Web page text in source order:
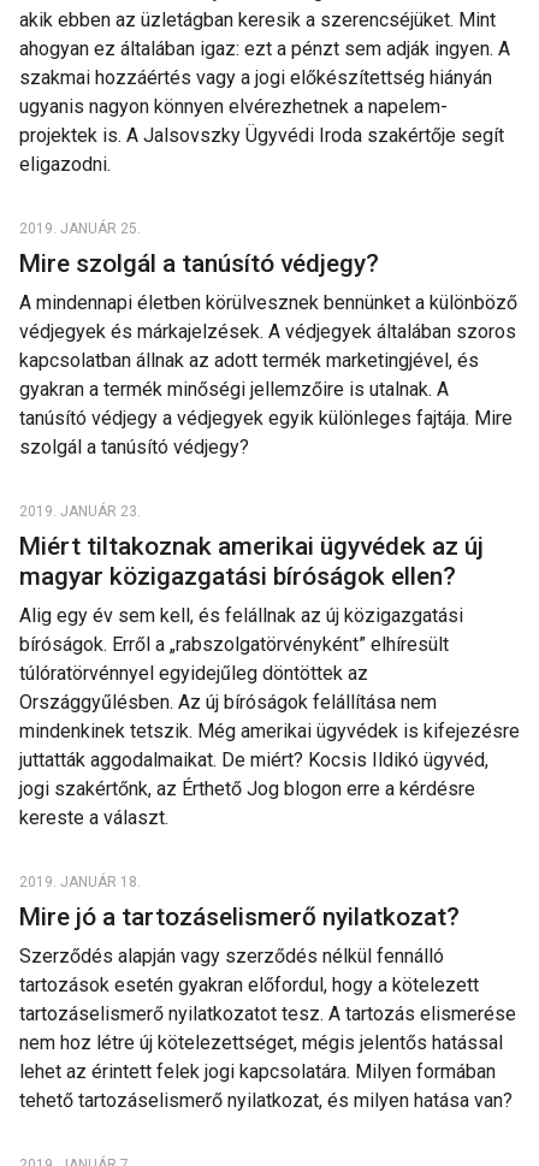
akik ebben az üzletágban keresik a szerencséjüket. Mint
ahogyan ez általában igaz: ezt a pénzt sem adják ingyen. A
szakmai hozzáértés vagy a jogi előkészítettség hiányán
ugyanis nagyon könnyen elvérezhetnek a napelem-
projektek is. A Jalsovszky Ügyvédi Iroda szakértője segít
eligazodni.
2019. JANUÁR 25.
Mire szolgál a tanúsító védjegy?
A mindennapi életben körülvesznek bennünket a különböző
védjegyek és márkajelzések. A védjegyek általában szoros
kapcsolatban állnak az adott termék marketingjével, és
gyakran a termék minőségi jellemzőire is utalnak. A
tanúsító védjegy a védjegyek egyik különleges fajtája. Mire
szolgál a tanúsító védjegy?
2019. JANUÁR 23.
Miért tiltakoznak amerikai ügyvédek az új
magyar közigazgatási bíróságok ellen?
Alig egy év sem kell, és felállnak az új közigazgatási
bíróságok. Erről a „rabszolgatörvényként” elhíresült
túlóratörvénnyel egyidejűleg döntöttek az
Országgyűlésben. Az új bíróságok felállítása nem
mindenkinek tetszik. Még amerikai ügyvédek is kifejezésre
juttatták aggodalmaikat. De miért? Kocsis Ildikó ügyvéd,
jogi szakértőnk, az Érthető Jog blogon erre a kérdésre
kereste a választ.
2019. JANUÁR 18.
Mire jó a tartozáselismerő nyilatkozat?
Szerződés alapján vagy szerződés nélkül fennálló
tartozások esetén gyakran előfordul, hogy a kötelezett
tartozáselismerő nyilatkozatot tesz. A tartozás elismerése
nem hoz létre új kötelezettséget, mégis jelentős hatással
lehet az érintett felek jogi kapcsolatára. Milyen formában
tehető tartozáselismerő nyilatkozat, és milyen hatása van?